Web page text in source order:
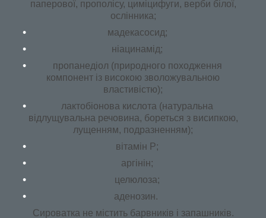
паперової, прополісу, циміцифуги, верби білої,
ослінника;
мадекасосид;
ніацинамід;
пропанедіол (природного походження
компонент із високою зволожувальною
властивістю);
лактобіонова кислота (натуральна
відлущувальна речовина, бореться з висипкою,
лущенням, подразненням);
вітамін P;
аргінін;
целюлоза;
аденозин.
Сироватка не містить барвників і запашників.